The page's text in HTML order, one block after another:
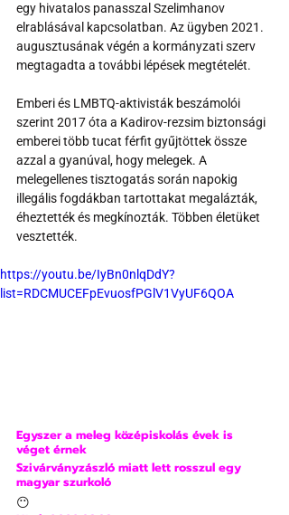
egy hivatalos panasszal Szelimhanov
elrablásával kapcsolatban. Az ügyben 2021.
augusztusának végén a kormányzati szerv
megtagadta a további lépések megtételét.
Emberi és LMBTQ-aktivisták beszámolói
szerint 2017 óta a Kadirov-rezsim biztonsági
emberei több tucat férfit gyűjtöttek össze
azzal a gyanúval, hogy melegek. A
melegellenes tisztogatás során napokig
illegális fogdákban tartottakat megalázták,
éheztették és megkínozták. Többen életüket
vesztették.
https://youtu.be/IyBn0nlqDdY?
list=RDCMUCEFpEvuosfPGlV1VyUF6QOA
Egyszer a meleg középiskolás évek is
véget érnek
Szivárványzászló miatt lett rosszul egy
magyar szurkoló
😶